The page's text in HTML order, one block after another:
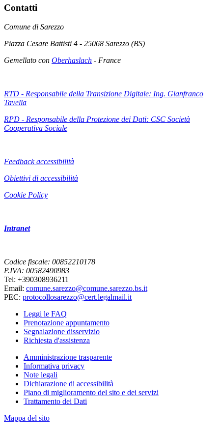
Contatti
Comune di Sarezzo
Piazza Cesare Battisti 4 - 25068 Sarezzo (BS)
Gemellato con Oberhaslach - France
RTD - Responsabile della Transizione Digitale: Ing. Gianfranco
Tavella
RPD - Responsabile della Protezione dei Dati: CSC Società
Cooperativa Sociale
Feedback accessibilità
Obiettivi di accessibilità
Cookie Policy
Intranet
Codice fiscale: 00852210178
P.IVA: 00582490983
Tel: +390308936211
Email: comune.sarezzo@comune.sarezzo.bs.it
PEC: protocollosarezzo@cert.legalmail.it
Leggi le FAQ
Prenotazione appuntamento
Segnalazione disservizio
Richiesta d'assistenza
Amministrazione trasparente
Informativa privacy
Note legali
Dichiarazione di accessibilità
Piano di miglioramento del sito e dei servizi
Trattamento dei Dati
Mappa del sito